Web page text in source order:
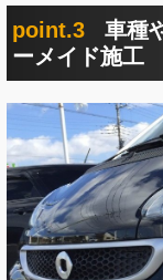
point.3
車種
ーメイド施工